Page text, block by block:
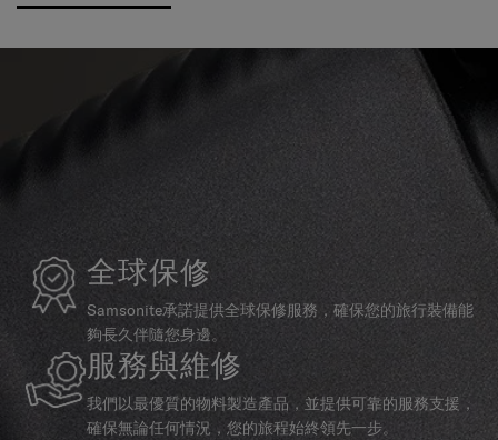
全球保修
Samsonite承諾提供全球保修服務，確保您的旅行裝備能
夠長久伴隨您身邊。
服務與維修
我們以最優質的物料製造產品，並提供可靠的服務支援，
確保無論任何情況，您的旅程始終領先一步。